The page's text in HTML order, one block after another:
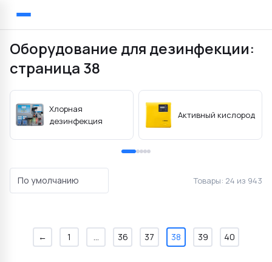
Назад
Оборудование для дезинфекции:
страница 38
Хлорная
дезинфекция
Активный кислород
Necon
По умолчанию Товары: 24 из 943
← 1 ... 36 37 38 39 40